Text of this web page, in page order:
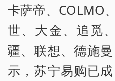
卡萨帝、COLMO
世、大金、追觅
疆、联想、德施
示，苏宁易购已